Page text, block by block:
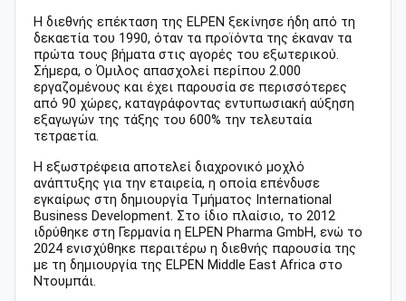
Η διεθνής επέκταση της ELPEN ξεκίνησε ήδη από τη
δεκαετία του 1990, όταν τα προϊόντα της έκαναν τα
πρώτα τους βήματα στις αγορές του εξωτερικού.
Σήμερα, ο Όμιλος απασχολεί περίπου 2.000
εργαζομένους και έχει παρουσία σε περισσότερες
από 90 χώρες, καταγράφοντας εντυπωσιακή αύξηση
εξαγωγών της τάξης του 600% την τελευταία
τετραετία.
Η εξωστρέφεια αποτελεί διαχρονικό μοχλό
ανάπτυξης για την εταιρεία, η οποία επένδυσε
εγκαίρως στη δημιουργία Τμήματος International
Business Development. Στο ίδιο πλαίσιο, το 2012
ιδρύθηκε στη Γερμανία η ELPEN Pharma GmbH, ενώ το
2024 ενισχύθηκε περαιτέρω η διεθνής παρουσία της
με τη δημιουργία της ELPEN Middle East Africa στο
Ντουμπάι.